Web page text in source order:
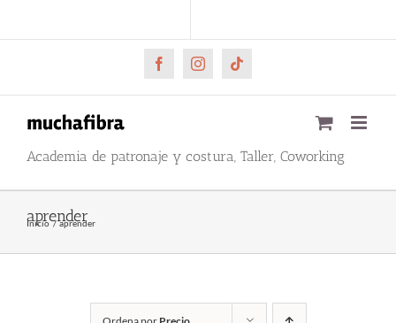
al
FacebookInstagramTiktok
Academia de patronaje y costura, Taller, Coworking
aprender
Inicio aprender